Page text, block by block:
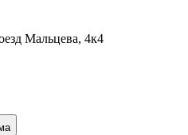
Мальцева, 4к4